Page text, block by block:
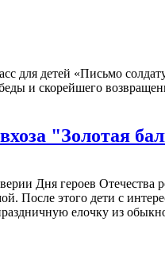
для детей «Письмо
и скорейшего
"Золотая
Дня героев
После этого дети с
елочку из